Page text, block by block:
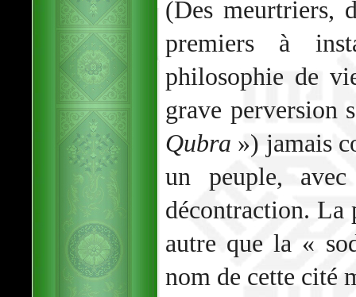
(Des meurtriers,
premiers à
philosophie de
grave perversion
Qubra ») jamais
un peuple,
décontraction. La
autre que la «
nom de cette cité